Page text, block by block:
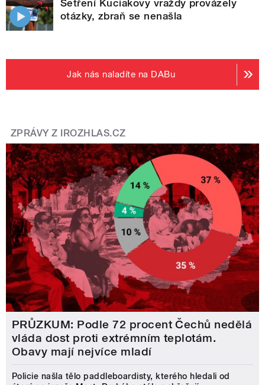
Šetření Kuciakovy vraždy provázely
otázky, zbraň se nenašla
Jak nás naladíte na DABu
ZPRÁVY Z IROZHLAS.CZ
PRŮZKUM: Podle 72 procent Čechů nedělá
vláda dost proti extrémním teplotám.
Obavy mají nejvíce mladí
Policie našla tělo paddleboardisty, kterého hledali od